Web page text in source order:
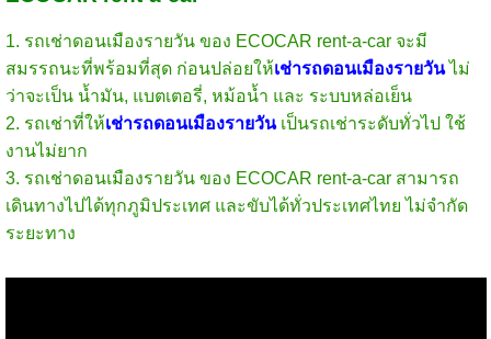
1. รถเช่าดอนเมืองรายวัน ของ ECOCAR rent-a-car จะมี
สมรรถนะที่พร้อมที่สุด ก่อนปล่อยให้เช่ารถดอนเมืองรายวันไม่
ว่าจะเป็น น้ำมัน, แบตเตอรี่, หม้อน้ำ และ ระบบหล่อเย็น
2. รถเช่าที่ให้เช่ารถดอนเมืองรายวันเป็นรถเช่าระดับทั่วไป ใช้
งานไม่ยาก
3. รถเช่าดอนเมืองรายวัน ของ ECOCAR rent-a-car สามารถ
เดินทางไปได้ทุกภูมิประเทศ และขับได้ทั่วประเทศไทย ไม่จำกัด
ระยะทาง